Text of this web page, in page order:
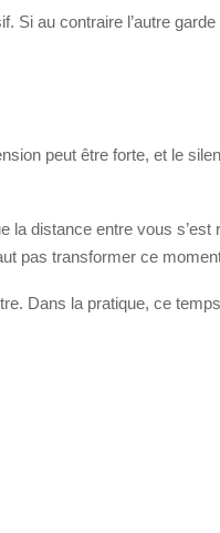
Si au contraire l’autre
peut être forte, et le
la distance entre vous s’est
pas transformer ce
Dans la pratique, ce